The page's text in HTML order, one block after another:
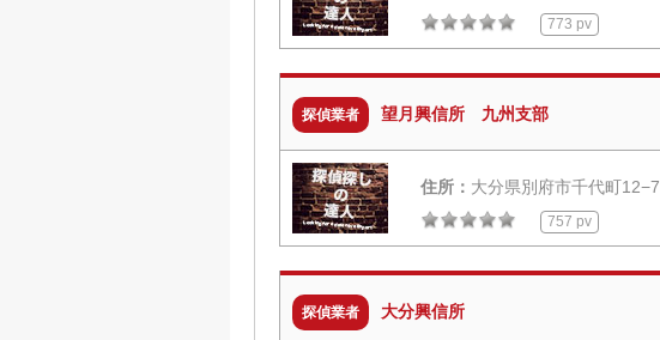
773 pv
探偵業者 望月興信所 九州支部
住所： 大分県別府市千代町12−7
757 pv
探偵業者 大分興信所